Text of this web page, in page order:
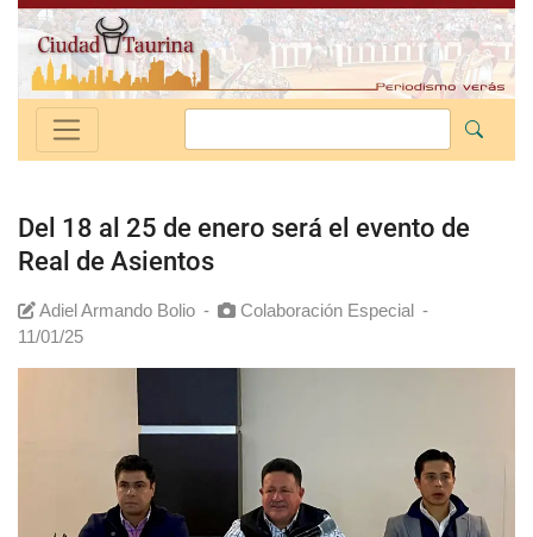
Del 18 al 25 de enero será el evento de
Real de Asientos
Adiel Armando Bolio - Colaboración Especial -
11/01/25